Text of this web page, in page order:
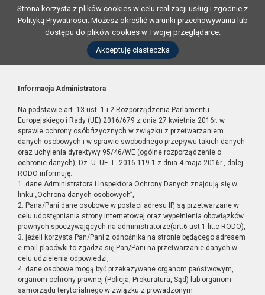
Strona korzysta z plików cookies w celu realizacji usług i zgodnie z
Polityką Prywatności. Możesz określić warunki przechowywania lub
dostępu do plików cookies w Twojej przeglądarce.
Akceptuję ciasteczka
Informacja Administratora
Na podstawie art. 13 ust. 1 i 2 Rozporządzenia Parlamentu
Europejskiego i Rady (UE) 2016/679 z dnia 27 kwietnia 2016r. w
sprawie ochrony osób fizycznych w związku z przetwarzaniem
danych osobowych i w sprawie swobodnego przepływu takich danych
oraz uchylenia dyrektywy 95/46/WE (ogólne rozporządzenie o
ochronie danych), Dz. U. UE. L. 2016.119.1 z dnia 4 maja 2016r., dalej
RODO informuję:
1. dane Administratora i Inspektora Ochrony Danych znajdują się w
linku „Ochrona danych osobowych”,
2. Pana/Pani dane osobowe w postaci adresu IP, są przetwarzane w
celu udostępniania strony internetowej oraz wypełnienia obowiązków
prawnych spoczywających na administratorze(art.6 ust.1 lit.c RODO),
3. jeżeli korzysta Pan/Pani z odnośnika na stronie będącego adresem
e-mail placówki to zgadza się Pan/Pani na przetwarzanie danych w
celu udzielenia odpowiedzi,
4. dane osobowe mogą być przekazywane organom państwowym,
organom ochrony prawnej (Policja, Prokuratura, Sąd) lub organom
samorządu terytorialnego w związku z prowadzonym